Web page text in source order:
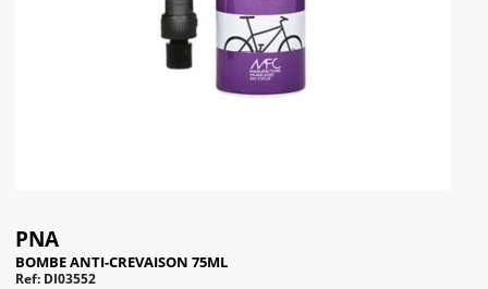
PNA
BOMBE ANTI-CREVAISON 75ML
Ref: DI03552